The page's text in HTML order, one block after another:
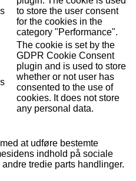
to store the user consent
for the cookies in the
category "Performance".
The cookie is set by the
GDPR Cookie Consent
plugin and is used to store
whether or not user has
consented to the use of
cookies. It does not store
any personal data.
at udføre bestemte
indhold på sociale
tredie parts handlinger.